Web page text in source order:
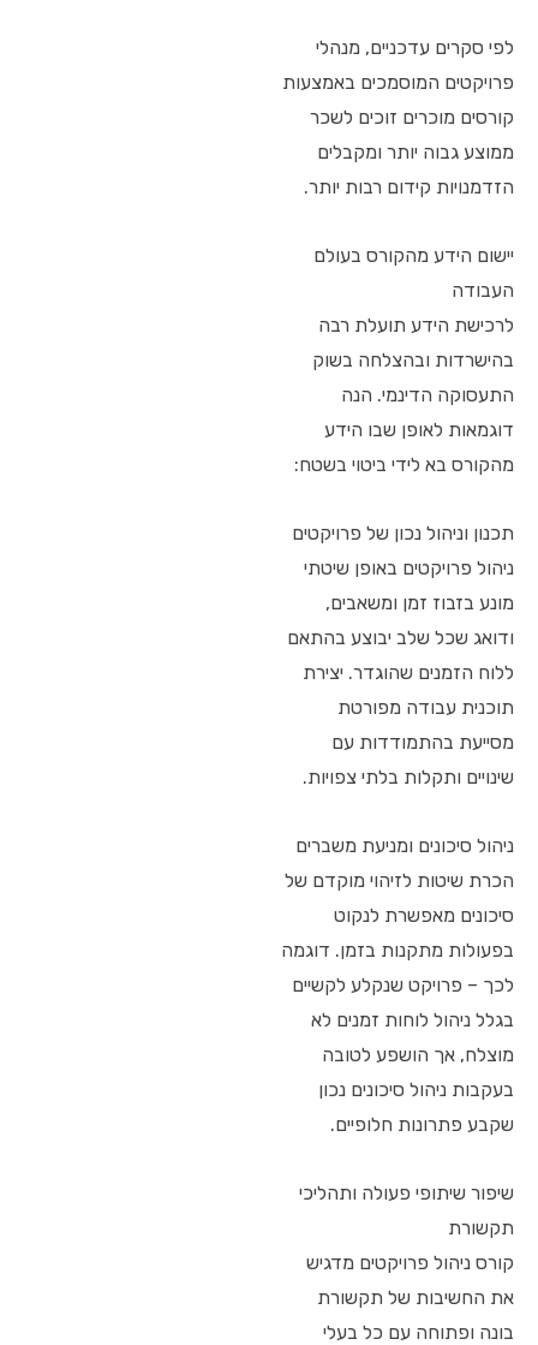
לפי סקרים עדכניים, מנהלי
פרויקטים המוסמכים באמצעות
קורסים מוכרים זוכים לשכר
ממוצע גבוה יותר ומקבלים
הזדמנויות קידום רבות יותר.
יישום הידע מהקורס בעולם
העבודה
לרכישת הידע תועלת רבה
בהישרדות ובהצלחה בשוק
התעסוקה הדינמי. הנה
דוגמאות לאופן שבו הידע
מהקורס בא לידי ביטוי בשטח:
תכנון וניהול נכון של פרויקטים
ניהול פרויקטים באופן שיטתי
מונע בזבוז זמן ומשאבים,
ודואג שכל שלב יבוצע בהתאם
ללוח הזמנים שהוגדר. יצירת
תוכנית עבודה מפורטת
מסייעת בהתמודדות עם
שינויים ותקלות בלתי צפויות.
ניהול סיכונים ומניעת משברים
הכרת שיטות לזיהוי מוקדם של
סיכונים מאפשרת לנקוט
בפעולות מתקנות בזמן. דוגמה
לכך – פרויקט שנקלע לקשיים
בגלל ניהול לוחות זמנים לא
מוצלח, אך הושפע לטובה
בעקבות ניהול סיכונים נכון
שקבע פתרונות חלופיים.
שיפור שיתופי פעולה ותהליכי
תקשורת
קורס ניהול פרויקטים מדגיש
את החשיבות של תקשורת
בונה ופתוחה עם כל בעלי